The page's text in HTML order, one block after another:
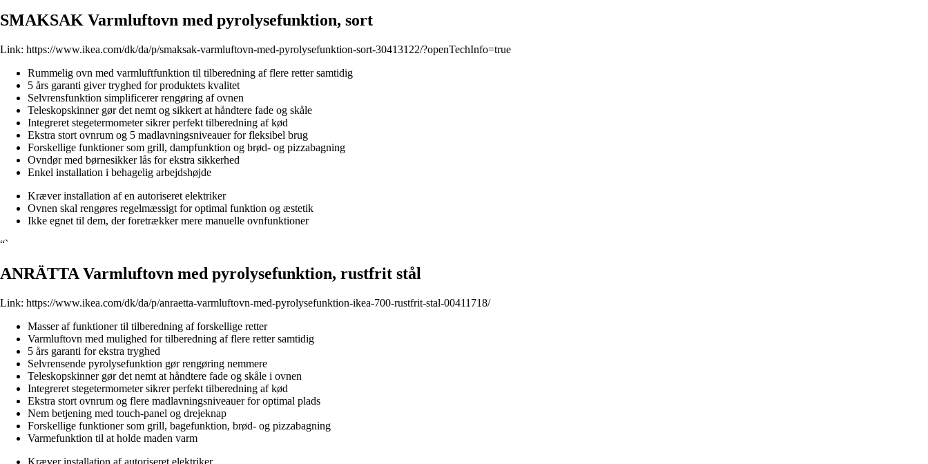
SMAKSAK Varmluftovn med pyrolysefunktion, sort
Link: https://www.ikea.com/dk/da/p/smaksak-varmluftovn-med-pyrolysefunktion-sort-30413122/?openTechInfo=true
Rummelig ovn med varmluftfunktion til tilberedning af flere retter samtidig
5 års garanti giver tryghed for produktets kvalitet
Selvrensfunktion simplificerer rengøring af ovnen
Teleskopskinner gør det nemt og sikkert at håndtere fade og skåle
Integreret stegetermometer sikrer perfekt tilberedning af kød
Ekstra stort ovnrum og 5 madlavningsniveauer for fleksibel brug
Forskellige funktioner som grill, dampfunktion og brød- og pizzabagning
Ovndør med børnesikker lås for ekstra sikkerhed
Enkel installation i behagelig arbejdshøjde
Kræver installation af en autoriseret elektriker
Ovnen skal rengøres regelmæssigt for optimal funktion og æstetik
Ikke egnet til dem, der foretrækker mere manuelle ovnfunktioner
“`
ANRÄTTA Varmluftovn med pyrolysefunktion, rustfrit stål
Link: https://www.ikea.com/dk/da/p/anraetta-varmluftovn-med-pyrolysefunktion-ikea-700-rustfrit-stal-00411718/
Masser af funktioner til tilberedning af forskellige retter
Varmluftovn med mulighed for tilberedning af flere retter samtidig
5 års garanti for ekstra tryghed
Selvrensende pyrolysefunktion gør rengøring nemmere
Teleskopskinner gør det nemt at håndtere fade og skåle i ovnen
Integreret stegetermometer sikrer perfekt tilberedning af kød
Ekstra stort ovnrum og flere madlavningsniveauer for optimal plads
Nem betjening med touch-panel og drejeknap
Forskellige funktioner som grill, bagefunktion, brød- og pizzabagning
Varmefunktion til at holde maden varm
Kræver installation af autoriseret elektriker